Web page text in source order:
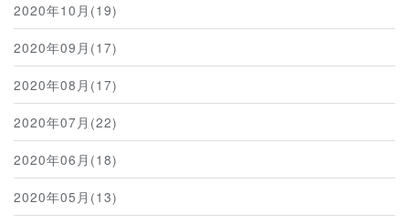
2020年10月(19)
2020年09月(17)
2020年08月(17)
2020年07月(22)
2020年06月(18)
2020年05月(13)